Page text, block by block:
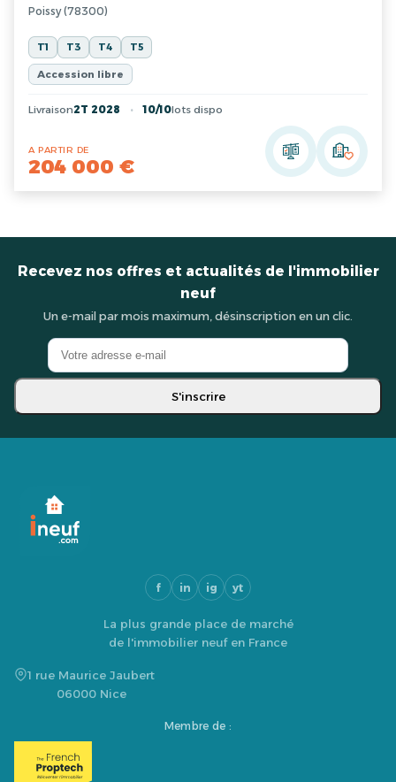
Poissy (78300)
T1 T3 T4 T5
Accession libre
Livraison2T 2028 10/10lots dispo
A PARTIR DE
204 000 €
Recevez nos offres et actualités de l'immobilier
neuf
Un e-mail par mois maximum, désinscription en un clic.
S'inscrire
f in ig yt
La plus grande place de marché
de l'immobilier neuf en France
1 rue Maurice Jaubert
06000 Nice
Membre de :